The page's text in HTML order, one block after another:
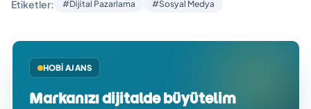
Etiketler: #Dijital Pazarlama #Sosyal Medya
HOBI AJANS
Markanızı dijitalde büyütelim